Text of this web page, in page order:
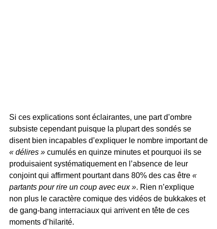
Si ces explications sont éclairantes, une part d’ombre
subsiste cependant puisque la plupart des sondés se
disent bien incapables d’expliquer le nombre important de
« délires »cumulés en quinze minutes et pourquoi ils se
produisaient systématiquement en l’absence de leur
conjoint qui affirment pourtant dans 80% des cas être «
partants pour rire un coup avec eux ». Rien n’explique
non plus le caractère comique des vidéos de bukkakes et
de gang-bang interraciaux qui arrivent en tête de ces
moments d’hilarité.